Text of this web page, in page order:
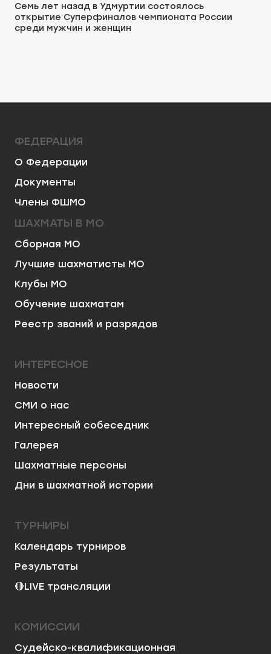
Семь лет назад в Удмуртии состоялось
открытие Суперфиналов чемпионата России
среди мужчин и женщин
ФЕДЕРАЦИЯ
О Федерации
Документы
Члены ФШМО
ШАХМАТЫ В МО
Сборная МО
Лучшие шахматисты МО
Клубы МО
Обучение шахматам
Реестр званий и разрядов
ИНТЕРЕСНОЕ
Новости
СМИ о нас
Интересный собеседник
Галерея
Шахматные персоны
Дни в шахматной истории
ТУРНИРЫ
Календарь турниров
Результаты
🔴LIVE трансляции
КОМИССИИ
Судейско-квалификационная